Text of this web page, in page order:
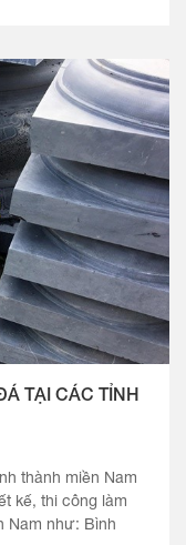
TẠI CÁC TỈNH
thành miền Nam
kế, thi công làm
Nam như: Bình